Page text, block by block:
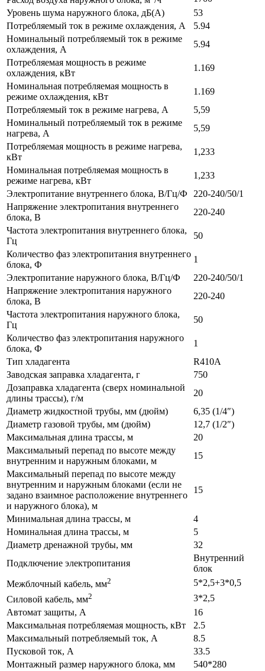
Уровень шума наружного блока, дБ(А)
53
Потребляемый ток в режиме охлаждения, А
5.94
Номинальный потребляемый ток в режиме
охлаждения, А
5.94
Потребляемая мощность в режиме
охлаждения, кВт
1.169
Номинальная потребляемая мощность в
режиме охлаждения, кВт
1.169
Потребляемый ток в режиме нагрева, А
5,59
Номинальный потребляемый ток в режиме
нагрева, А
5,59
Потребляемая мощность в режиме нагрева,
кВт
1,233
Номинальная потребляемая мощность в
режиме нагрева, кВт
1,233
Электропитание внутреннего блока, В/Гц/Ф
220-240/50/1
Напряжение электропитания внутреннего
блока, В
220-240
Частота электропитания внутреннего блока,
Гц
50
Количество фаз электропитания внутреннего
блока, Ф
1
Электропитание наружного блока, В/Гц/Ф
220-240/50/1
Напряжение электропитания наружного
блока, В
220-240
Частота электропитания наружного блока,
Гц
50
Количество фаз электропитания наружного
блока, Ф
1
Тип хладагента
R410A
Заводская заправка хладагента, г
750
Дозаправка хладагента (сверх номинальной
длины трассы), г/м
20
Диаметр жидкостной трубы, мм (дюйм)
6,35 (1/4″)
Диаметр газовой трубы, мм (дюйм)
12,7 (1/2″)
Максимальная длина трассы, м
20
Максимальный перепад по высоте между
внутренним и наружным блоками, м
15
Максимальный перепад по высоте между
внутренним и наружным блоками (если не
задано взаимное расположение внутреннего
и наружного блока), м
15
Минимальная длина трассы, м
4
Номинальная длина трассы, м
5
Диаметр дренажной трубы, мм
32
Подключение электропитания
Внутренний
блок
Межблочный кабель, мм2
5*2,5+3*0,5
Силовой кабель, мм2
3*2,5
Автомат защиты, А
16
Максимальная потребляемая мощность, кВт
2.5
Максимальный потребляемый ток, А
8.5
Пусковой ток, А
33.5
Монтажный размер наружного блока, мм
540*280